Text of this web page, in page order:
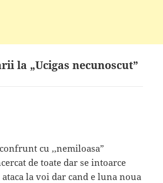
la „Ucigas necunoscut”
cu ,,nemiloasa”
de toate dar se intoarce
la voi dar cand e luna noua